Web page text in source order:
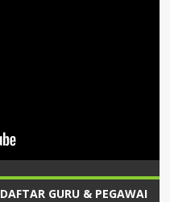
DAFTAR GURU & PEGAWAI